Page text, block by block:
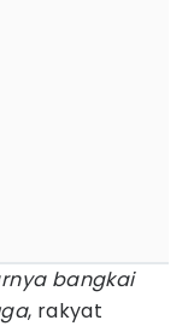
bangkai
, rakyat